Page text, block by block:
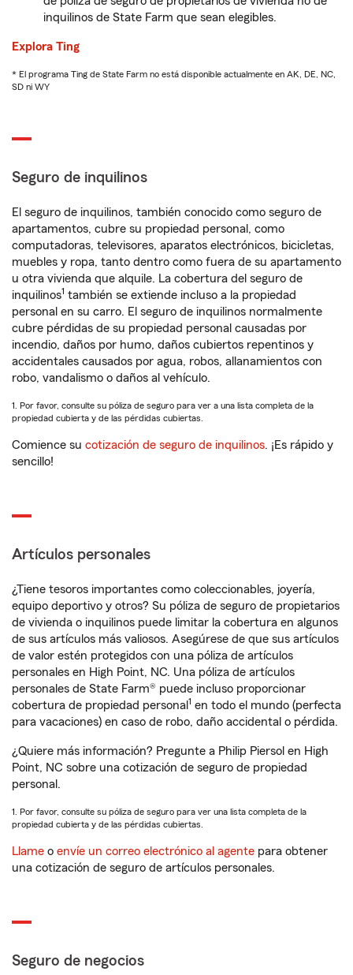
inquilinos de State Farm que sean elegibles.
Explora Ting
* El programa Ting de State Farm no está disponible actualmente en AK, DE, NC,
SD ni WY
Seguro de inquilinos
El seguro de inquilinos, también conocido como seguro de
apartamentos, cubre su propiedad personal, como
computadoras, televisores, aparatos electrónicos, bicicletas,
muebles y ropa, tanto dentro como fuera de su apartamento
u otra vivienda que alquile. La cobertura del seguro de
inquilinos1 también se extiende incluso a la propiedad
personal en su carro. El seguro de inquilinos normalmente
cubre pérdidas de su propiedad personal causadas por
incendio, daños por humo, daños cubiertos repentinos y
accidentales causados por agua, robos, allanamientos con
robo, vandalismo o daños al vehículo.
1. Por favor, consulte su póliza de seguro para ver a una lista completa de la
propiedad cubierta y de las pérdidas cubiertas.
Comience su cotización de seguro de inquilinos. ¡Es rápido y
sencillo!
Artículos personales
¿Tiene tesoros importantes como coleccionables, joyería,
equipo deportivo y otros? Su póliza de seguro de propietarios
de vivienda o inquilinos puede limitar la cobertura en algunos
de sus artículos más valiosos. Asegúrese de que sus artículos
de valor estén protegidos con una póliza de artículos
personales en High Point, NC. Una póliza de artículos
personales de State Farm® puede incluso proporcionar
cobertura de propiedad personal 1 en todo el mundo (perfecta
para vacaciones) en caso de robo, daño accidental o pérdida.
¿Quiere más información? Pregunte a Philip Piersol en High
Point, NC sobre una cotización de seguro de propiedad
personal.
1. Por favor, consulte su póliza de seguro para ver una lista completa de la
propiedad cubierta y de las pérdidas cubiertas.
Llame o envíe un correo electrónico al agente para obtener
una cotización de seguro de artículos personales.
Seguro de negocios